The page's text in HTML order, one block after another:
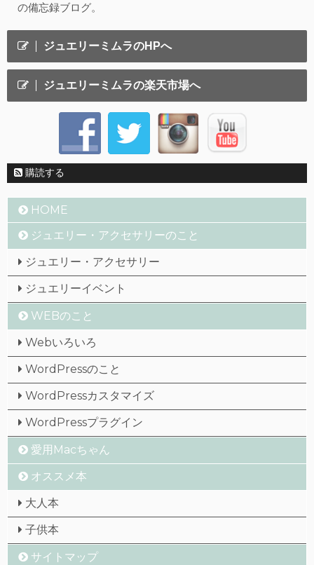
の備忘録ブログ。
ジュエリーミムラのHPへ
ジュエリーミムラの楽天市場へ
購読する
HOME
ジュエリー・アクセサリーのこと
ジュエリー・アクセサリー
ジュエリーイベント
WEBのこと
Webいろいろ
WordPressのこと
WordPressカスタマイズ
WordPressプラグイン
愛用Macちゃん
オススメ本
大人本
子供本
サイトマップ